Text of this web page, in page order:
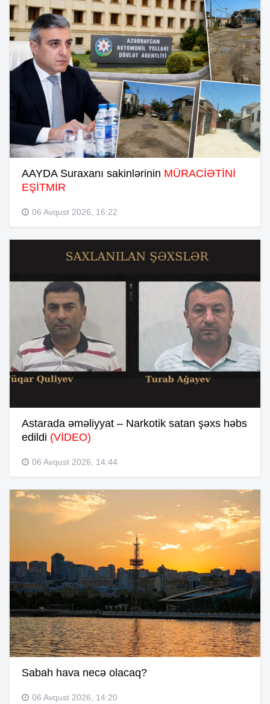
AAYDA Suraxanı sakinlərinin MÜRACİƏTİNİ
EŞİTMİR
06 Avqust 2026, 16:22
Astarada əməliyyat – Narkotik satan şəxs həbs
edildi (VİDEO)
06 Avqust 2026, 14:44
Sabah hava necə olacaq?
06 Avqust 2026, 14:20